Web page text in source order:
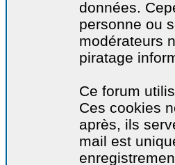
données.
personne ou
modérateurs
piratage
Ce forum
Ces cookies
après, ils
mail est